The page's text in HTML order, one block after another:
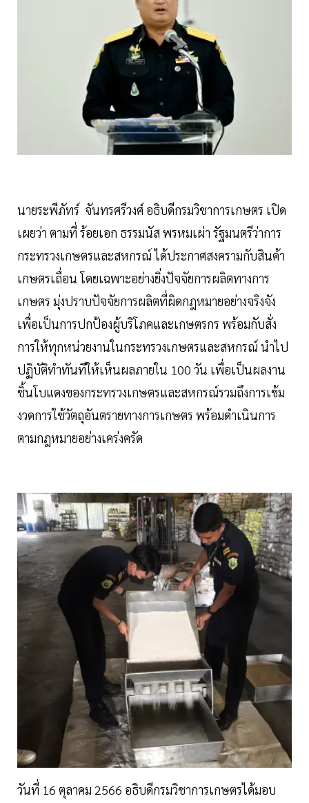
นายระพีภัทร์ จันทรศรีวงศ์ อธิบดีกรมวิชาการเกษตร เปิด
เผยว่า ตามที่ ร้อยเอก ธรรมนัส พรหมเผ่า รัฐมนตรีว่าการ
กระทรวงเกษตรและสหกรณ์ ได้ประกาศสงครามกับสินค้า
เกษตรเถื่อน โดยเฉพาะอย่างยิ่งปัจจัยการผลิตทางการ
เกษตร มุ่งปราบปัจจัยการผลิตที่ผิดกฎหมายอย่างจริงจัง
เพื่อเป็นการปกป้องผู้บริโภคและเกษตรกร พร้อมกับสั่ง
การให้ทุกหน่วยงานในกระทรวงเกษตรและสหกรณ์ นำไป
ปฏิบัติทำทันทีให้เห็นผลภายใน 100 วัน เพื่อเป็นผลงาน
ชิ้นโบแดงของกระทรวงเกษตรและสหกรณ์รวมถึงการเข้ม
งวดการใช้วัตถุอันตรายทางการเกษตร พร้อมดำเนินการ
ตามกฎหมายอย่างเคร่งครัด
วันที่ 16 ตุลาคม 2566 อธิบดีกรมวิชาการเกษตรได้มอบ